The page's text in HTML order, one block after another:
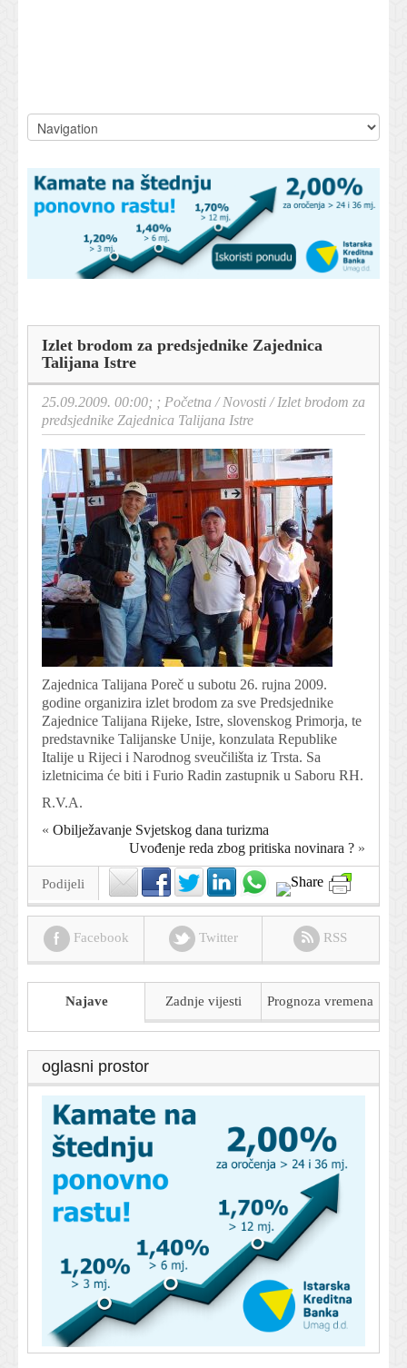
Izlet brodom za predsjednike Zajednica
Talijana Istre
25.09.2009. 00:00; ; Početna /Novosti /Izlet brodom za
predsjednike Zajednica Talijana Istre
Zajednica Talijana Poreč u subotu 26. rujna 2009.
godine organizira izlet brodom za sve Predsjednike
Zajednice Talijana Rijeke, Istre, slovenskog Primorja, te
predstavnike Talijanske Unije, konzulata Republike
Italije u Rijeci i Narodnog sveučilišta iz Trsta. Sa
izletnicima će biti i Furio Radin zastupnik u Saboru RH.
R.V.A.
« Obilježavanje Svjetskog dana turizma
Uvođenje reda zbog pritiska novinara ? »
Podijeli
Facebook Twitter RSS
Najave Zadnje vijesti Prognoza vremena
oglasni prostor